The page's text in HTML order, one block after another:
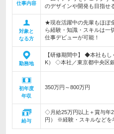
仕事内容
のデザインや開発も目指せ
対象と
なる方
★現在活躍中の先輩もほぼ
ら経験・知識・スキルは
仕事デビューが可能！
勤務地
【研修期間中】 ◆本社も
K） ◇本社／東京都中央区
初年度
年収
350万円～800万円
給与
◇月給25万円以上＋賞与年
円） ※経験・スキルなどを